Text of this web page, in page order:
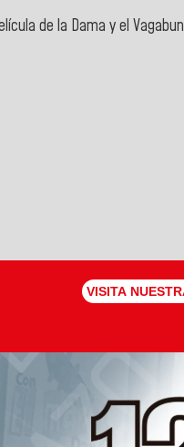
de la Dama y el
VISITA